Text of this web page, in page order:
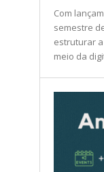
Com
semestre
estruturar
meio da